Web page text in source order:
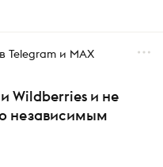
Telegram и MAX
Wildberries и не
независимым